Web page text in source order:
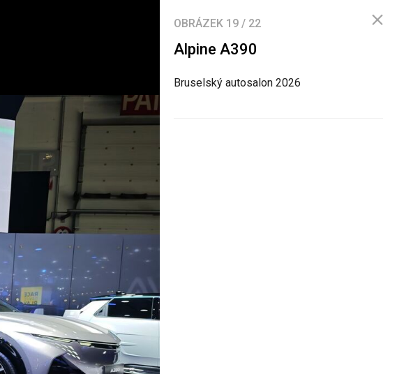
OBRÁZEK 19 / 22
Alpine A390
Bruselský autosalon 2026